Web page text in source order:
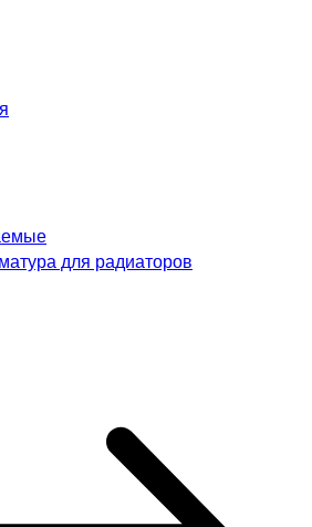
для радиаторов